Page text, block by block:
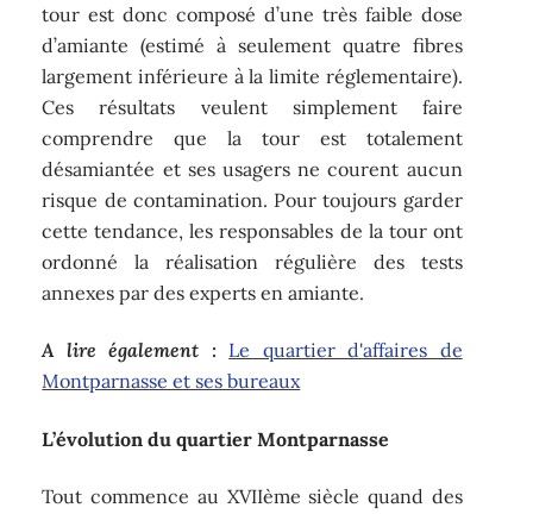
tour est donc composé d’une très faible dose
d’amiante (estimé à seulement quatre fibres
largement inférieure à la limite réglementaire).
Ces résultats veulent simplement faire
comprendre que la tour est totalement
désamiantée et ses usagers ne courent aucun
risque de contamination. Pour toujours garder
cette tendance, les responsables de la tour ont
ordonné la réalisation régulière des tests
annexes par des experts en amiante.
A lire également : Le quartier d'affaires de
Montparnasse et ses bureaux
L’évolution du quartier Montparnasse
Tout commence au XVIIème siècle quand des